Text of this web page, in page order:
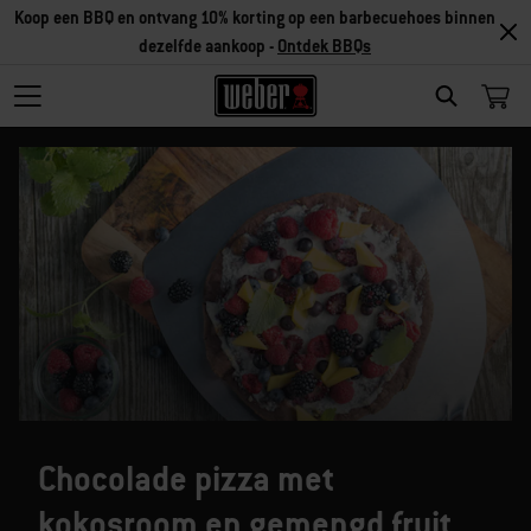
SEARCH
Koop een BBQ en ontvang 10% korting op een barbecuehoes binnen
dezelfde aankoop - Ontdek BBQs
Chocolade pizza met